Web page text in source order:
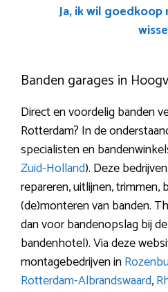
Ja, ik wil
Banden garages in
Direct en voordelig banden
Rotterdam? In de
specialisten en
Zuid-Holland). Deze
repareren, uitlijnen, trimmen,
(de)monteren van banden.
dan voor bandenopslag bij
bandenhotel). Via deze
montagebedrijven in
Rotterdam-Albrandswaard,